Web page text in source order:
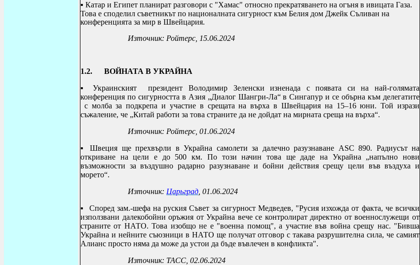
▪ Катар и Египет планират разговори с "Хамас" относно прекратяването на огъня в ивицата Газа.
Това е споделил съветникът по националната сигурност към Белия дом Джейк Съливан на
конференцията за мир в Швейцария.
Източник: Ройтерс, 15.06.2024
1.2. ВОЙНАТА В УКРАЙНА
▪
Украинският президент Володимир Зеленски изненада с появата си на най-голямата
конференция по сигурността в Азия „Диалог Шангри-Ла“ в Сингапур и се обърна към делегатите
с молба за подкрепа и участие в срещата на върха в Швейцария на 15–16 юни. Той изрази
съжаление, че „Китай работи за това страните да не дойдат на мирната среща на върха“.
Източник: Ройтерс , 01.06.2024
▪ Швеция ще прехвърли в Украйна самолети за далечно разузнаване ASC 890. Радиусът на
откриване на цели е до 500 км. По този начин това ще даде на Украйна „напълно нови
възможности за въздушно радарно разузнаване и бойни действия срещу цели във въздуха и
морето“.
Източник: Царьград , 01.06.2024
▪ Според зам.-шефа на руския Съвет за сигурност Медведев, "Русия изхожда от факта, че всички
използвани далекобойни оръжия от Украйна вече се контролират директно от военнослужещи от
страните от НАТО. Това изобщо не е "военна помощ", а участие във война срещу нас. "Бивша
Украйна и нейните съюзници в НАТО ще получат отговор с такава разрушителна сила, че самият
Алианс просто няма да може да устои да бъде въвлечен в конфликта".
Източник: ТАСС, 02.06.2024